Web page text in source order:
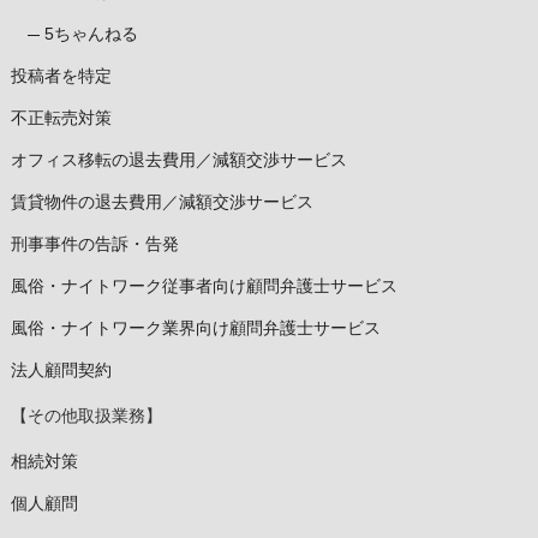
5ちゃんねる
投稿者を特定
不正転売対策
オフィス移転の退去費用／減額交渉サービス
賃貸物件の退去費用／減額交渉サービス
刑事事件の告訴・告発
風俗・ナイトワーク従事者向け顧問弁護士サービス
風俗・ナイトワーク業界向け顧問弁護士サービス
法人顧問契約
【その他取扱業務】
相続対策
個人顧問